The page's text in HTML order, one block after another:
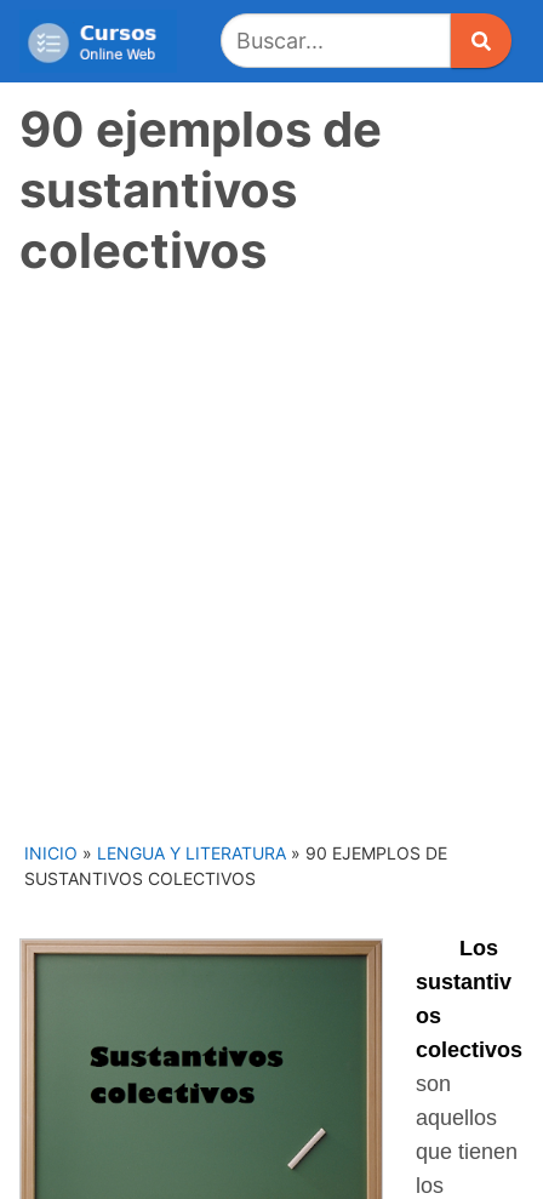
90 ejemplos de
sustantivos
colectivos
INICIO » LENGUA Y LITERATURA » 90 EJEMPLOS DE
SUSTANTIVOS COLECTIVOS
Los
sustantiv
os
colectivos
son
aquellos
que tienen
los